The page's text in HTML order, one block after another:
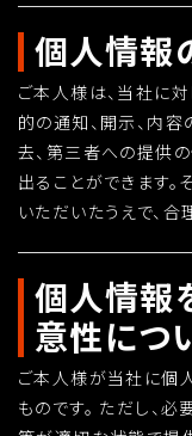
個人情報
ご本人様は、当社に
的の通知、開示、内
去、第三者への提供
出ることができます
いただいたうえで、
個人情報
意性につ
ご本人様が当社に個
ものです。 ただし、